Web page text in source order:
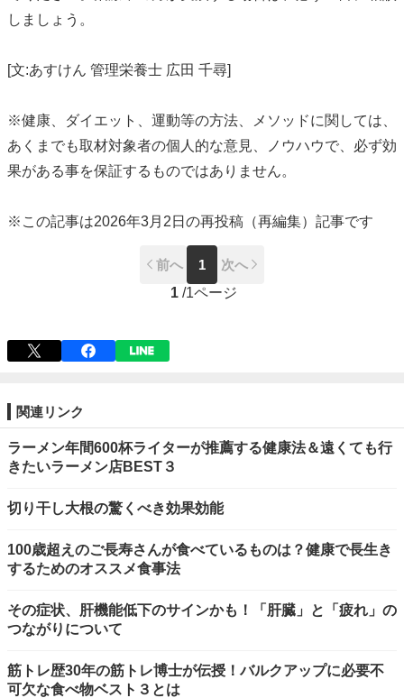
しましょう。
[文:あすけん 管理栄養士 広田 千尋]
※健康、ダイエット、運動等の方法、メソッドに関しては、
あくまでも取材対象者の個人的な意見、ノウハウで、必ず効
果がある事を保証するものではありません。
※この記事は2026年3月2日の再投稿（再編集）記事です
前へ 1
次へ
1 /1ページ
関連リンク
ラーメン年間600杯ライターが推薦する健康法＆遠くても行
きたいラーメン店BEST３
切り干し大根の驚くべき効果効能
100歳超えのご長寿さんが食べているものは？健康で長生き
するためのオススメ食事法
その症状、肝機能低下のサインかも！「肝臓」と「疲れ」の
つながりについて
筋トレ歴30年の筋トレ博士が伝授！バルクアップに必要不
可欠な食べ物ベスト３とは